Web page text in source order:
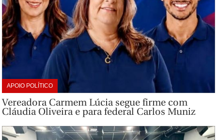
APOIO POLÍTICO
Vereadora Carmem Lúcia segue firme com
Cláudia Oliveira e para federal Carlos Muniz